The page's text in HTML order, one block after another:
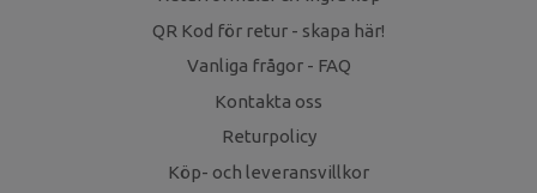
QR Kod för retur - skapa här!
Vanliga frågor - FAQ
Kontakta oss
Returpolicy
Köp- och leveransvillkor